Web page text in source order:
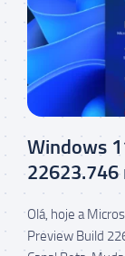
Windows
22623.746
Olá, hoje a
Preview Build